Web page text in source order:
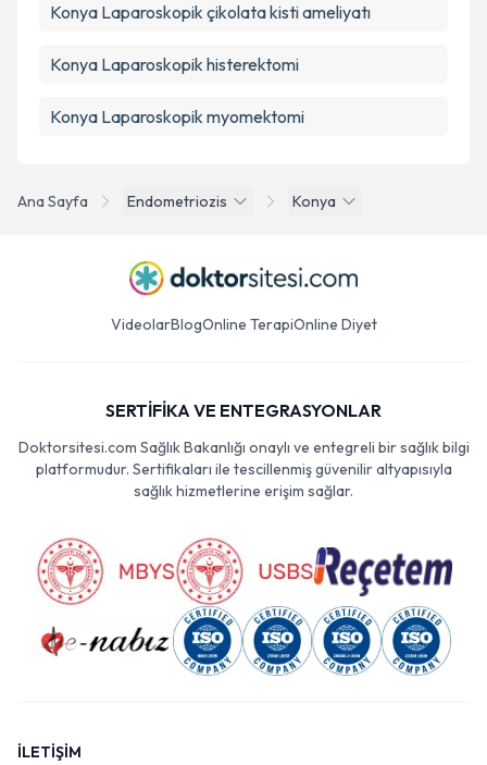
Ana Sayfa Endometriozis Konya
Konya Laparoskopik çikolata kisti ameliyatı
Konya Laparoskopik histerektomi
Konya Laparoskopik myomektomi
VideolarBlogOnline TerapiOnline Diyet
SERTİFİKA VE ENTEGRASYONLAR
Doktorsitesi.com Sağlık Bakanlığı onaylı ve entegreli bir sağlık bilgi
platformudur. Sertifikaları ile tescillenmiş güvenilir altyapısıyla
sağlık hizmetlerine erişim sağlar.
İLETİŞİM